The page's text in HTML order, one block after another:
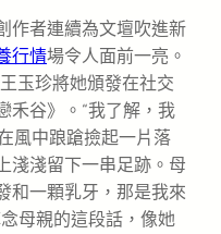
作者連續為文壇吹進新
行情場令人面前一亮。
玉珍將她頒發在社交
禾谷》。“我了解，我
風中踉蹌撿起一片落
淺淺留下一串足跡。母
和一顆乳牙，那是我來
母親的這段話，像她